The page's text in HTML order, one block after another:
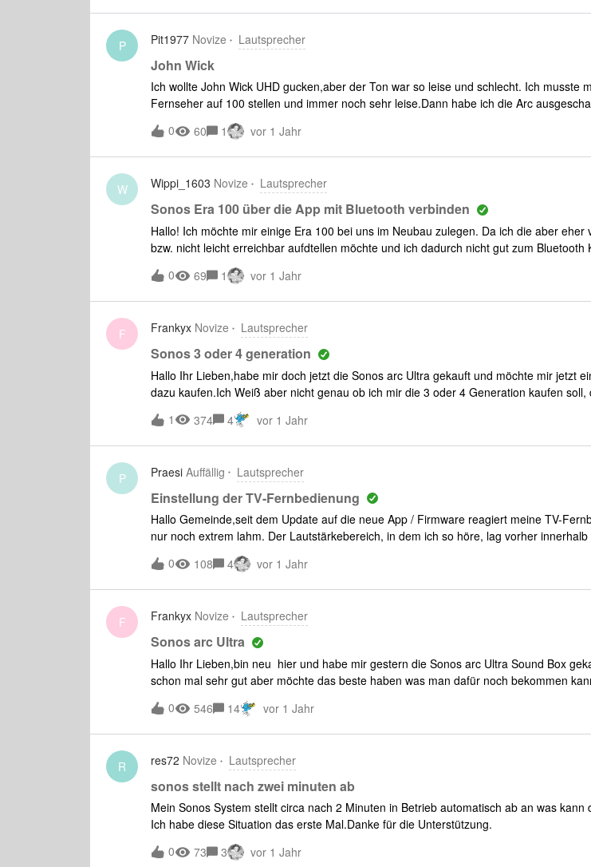
bekommen.Hat jemand von euch eine Info die uns weiterhilft ?Tomas
P Pit1977 Novize Lautsprecher
John Wick
Ich wollte John Wick UHD gucken,aber der Ton war so leise und schlecht. Ich musste
Fernseher auf 100 stellen und immer noch sehr leise.Dann habe ich die Arc
Fernseher war der Sound normal. Was könnte das sein?
0 60 1 vor 1 Jahr
W Wippi_1603 Novize Lautsprecher
Sonos Era 100 über die App mit Bluetooth verbinden
Hallo! Ich möchte mir einige Era 100 bei uns im Neubau zulegen. Da ich die aber eher
bzw. nicht leicht erreichbar aufdtellen möchte und ich dadurch nicht gut zum Bluetooth
komme stellt sich mir die Frage ob man Bluetooth nicht über die Sonos App aktivieren
dem Netzwerk muss er ja sowieso verbunden sein, daher wäre das ja ne coole
so wie ich mir das vorstelle oder gibts diese Option nicht?Danke schonmal im Vorraus.
0 69 1 vor 1 Jahr
F Frankyx Novize Lautsprecher
Sonos 3 oder 4 generation
Hallo Ihr Lieben,habe mir doch jetzt die Sonos arc Ultra gekauft und möchte mir jetzt
dazu kaufen.Ich Weiß aber nicht genau ob ich mir die 3 oder 4 Generation kaufen soll,
Preiß unterschied doch ziemlich hoch ist und keiner Zuviel davon hat.Was würdet Ihr mir
empfehlen, ich möchte halt nur ein guten klang haben.
1 374 4 vor 1 Jahr
P Praesi Auffällig Lautsprecher
Einstellung der TV-Fernbedienung
Hallo Gemeinde,seit dem Update auf die neue App / Firmware reagiert meine TV-
nur noch extrem lahm. Der Lautstärkebereich, in dem ich so höre, lag vorher
"Klicks" nach oben bzw. nach unten. Jetzt liegt es bei mindestens dem Zehnfachen!
dabei auch, dass "schnelle Klicks" hintereinander oft quasi nicht gezählt werden.Mal
leiser machen braucht jetzt idR so um die 30 "Klicks".Über die App funktioniert es
irgendwo einstellen? TV ist ein Samsung GQ75Q80, angeschlossen ist eine Playbase
optischem Kabel.
0 108 4 vor 1 Jahr
F Frankyx Novize Lautsprecher
Sonos arc Ultra
Hallo Ihr Lieben,bin neu hier und habe mir gestern die Sonos arc Ultra Sound Box
schon mal sehr gut aber möchte das beste haben was man dafür noch bekommen
jetzt gelesen das die Sonons Sup ge.4 das beste ist was man bekommen kann und
zwei stück recht und link an der Couch stellen. Was für Boxen soll ich mir jetzt noch für
Couch holen.Ich habe den Sony Bravia TV 65 zoll und wäre auch dafür dankbar die
bekomme.schon mal vielen Dank im Voraus
0 546 14 vor 1 Jahr
R res72 Novize Lautsprecher
sonos stellt nach zwei minuten ab
Mein Sonos System stellt circa nach 2 Minuten in Betrieb automatisch ab an was kann
Ich habe diese Situation das erste Mal.Danke für die Unterstützung.
0
73 3 vor 1 Jahr